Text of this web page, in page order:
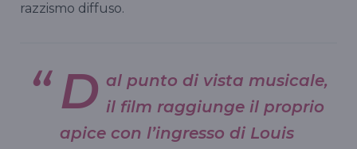
razzismo diffuso.
D al punto di vista musicale,
il film raggiunge il proprio
apice con l’ingresso di Louis